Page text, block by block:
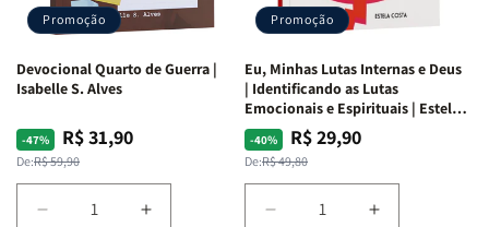
Promoção
Devocional Quarto de Guerra |
Isabelle S. Alves
-47%
Preço
normal
De:R$ 59,90
Preço
promocional
R$ 31,90
Diminuir Aumentar
Promoção
Eu, Minhas Lutas Internas e Deus
| Identificando as Lutas
Emocionais e Espirituais | Estela
Costa
-40%
Preço
normal
De:R$ 49,80
Preço
promocional
R$ 29,90
Diminuir Aumentar